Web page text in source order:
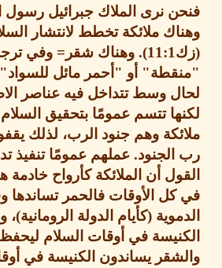
نرى الملاك جبرائيل رسول
ملائكة تخطط لانتشار السلام
11:1). وهناك شقر= وفي ترجمات
"أو"أحمر مائل للسواد "وقد
وسط تتداخل فيه عناصر الاضطراب
تتسم عمومًا بتحقيق السلام
وهم جنود الرب، لذلك يقفون
. عملهم عمومًا تنفيذ تدبير
أن الملائكة كأرواح خادمة هي
الأوقات فالحمر تساندها وقت
(كأيام الدولة الرومانية) ،
في أوقات السلام ليحفظ هذا
يساندون الكنيسة في أوقات